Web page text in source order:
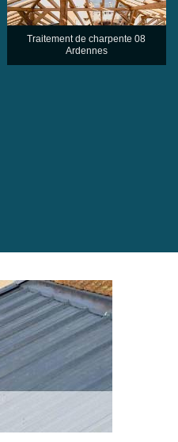
Traitement de charpente 08
Ardennes